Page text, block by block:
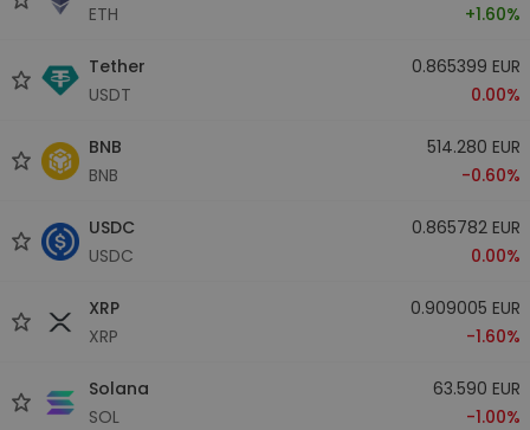
ETH
+1.60%
Tether
USDT
0.865399 EUR
0.00%
BNB
BNB
514.280 EUR
-0.60%
USDC
USDC
0.865782 EUR
0.00%
XRP
XRP
0.909005 EUR
-1.60%
Solana
SOL
63.590 EUR
-1.00%